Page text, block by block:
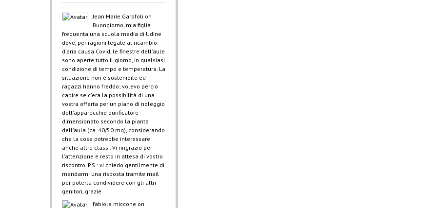
Jean Marie Garofoli on
Buongiorno, mia figlia
frequenta una scuola media di Udine
dove, per ragioni legate al ricambio
d'aria causa Covid, le finestre dell'aule
sono aperte tutto il giorno, in qualsiasi
condizione di tempo e temperatura. La
situazione non è sostenibile ed i
ragazzi hanno freddo; volevo perciò
capire se c'era la possibilità di una
vostra offerta per un piano di noleggio
dell'apparecchio purificatore
dimensionato secondo la pianta
dell'aula (ca. 40/50 mq), considerando
che la cosa potrebbe interessare
anche altre classi. Vi ringrazio per
l'attenzione e resto in attesa di vostro
riscontro. P.S.: vi chiedo gentilmente di
mandarmi una risposta tramite mail
per poterla condividere con gli altri
genitori, grazie.
fabiola miccone on